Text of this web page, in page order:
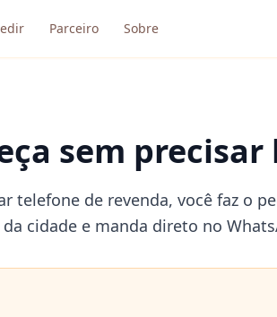
Parceiro Sobre
sem
telefone de revenda, você faz o
cidade e manda direto no